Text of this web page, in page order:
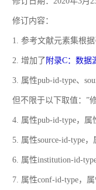
命名
，定义实体对象之间的
修订内容：
1. 参考文献元素集根
2. 增加了 附录C：数据
3. 属性pub-id-type、
但不限于以下取值：”
4. 属性pub-id-type，属
5. 属性source-id-type
6. 属性institution-id-
7. 属性conf-id-type，